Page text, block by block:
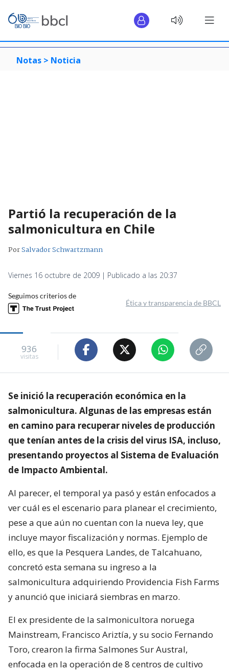
Notas > Noticia
Partió la recuperación de la
salmonicultura en Chile
PorSalvador Schwartzmann
Viernes 16 octubre de 2009 | Publicado a las 20:37
Seguimos criterios de
Ética y transparencia de BBCL
936
visitas
Se inició la recuperación económica en la
salmonicultura. Algunas de las empresas están
en camino para recuperar niveles de producción
que tenían antes de la crisis del virus ISA, incluso,
presentando proyectos al Sistema de Evaluación
de Impacto Ambiental.
Al parecer, el temporal ya pasó y están enfocados a
ver cuál es el escenario para planear el crecimiento,
pese a que aún no cuentan con la nueva ley, que
incluye mayor fiscalización y normas. Ejemplo de
ello, es que la Pesquera Landes, de Talcahuano,
concretó esta semana su ingreso a la
salmonicultura adquiriendo Providencia Fish Farms
y anunció que iniciará siembras en marzo.
El ex presidente de la salmonicultora noruega
Mainstream, Francisco Ariztía, y su socio Fernando
Toro, crearon la firma Salmones Sur Austral,
enfocada en la operación de 8 centros de cultivo